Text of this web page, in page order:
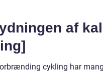
af
cykling har